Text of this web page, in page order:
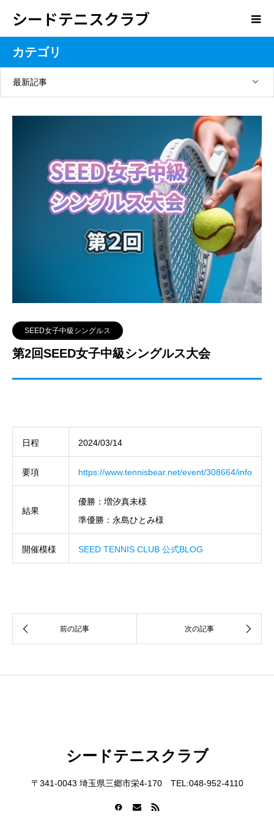
シードテニスクラブ
カテゴリ
最新記事
SEED女子中級シングルス
第2回SEED女子中級シングルス大会
日程 2024/03/14
要項 https://www.tennisbear.net/event/308664/info
結果
優勝：増汐真未様
準優勝：永島ひとみ様
開催模様 SEED TENNIS CLUB 公式BLOG
シードテニスクラブ
〒341-0043 埼玉県三郷市栄4-170 TEL:048-952-4110